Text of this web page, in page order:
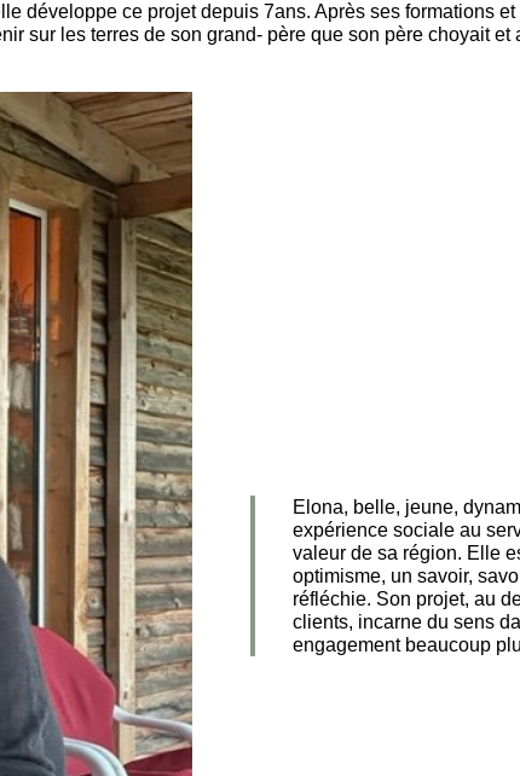
développe ce projet depuis 7ans. Après ses formations
sur les terres de son grand- père que son père choyait
Elona, belle, jeune,
expérience sociale au
valeur de sa région. Elle
optimisme, un savoir,
réfléchie. Son projet, au
clients, incarne du sens
engagement beaucoup